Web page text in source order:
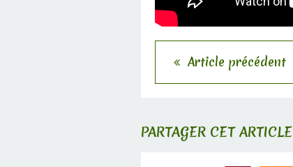
Article précédent
PARTAGER CET ARTICLE